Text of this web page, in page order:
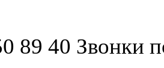
89 40 Звонки